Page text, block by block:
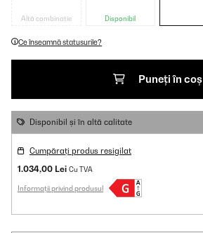
Altă combinație Disponibil
Ce înseamnă statusurile?
Puneți în coș
Disponibil și în altă calitate
Cumpărați produs resigilat
1.034,00 Lei Cu TVA
Informații privind produsul